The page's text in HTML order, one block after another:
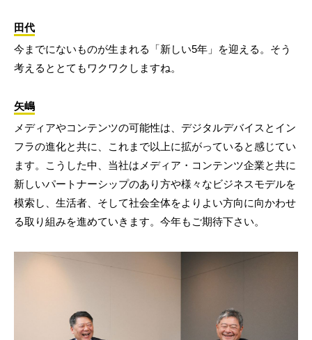
田代
今までにないものが生まれる「新しい5年」を迎える。そう
考えるととてもワクワクしますね。
矢嶋
メディアやコンテンツの可能性は、デジタルデバイスとイン
フラの進化と共に、これまで以上に拡がっていると感じてい
ます。こうした中、当社はメディア・コンテンツ企業と共に
新しいパートナーシップのあり方や様々なビジネスモデルを
模索し、生活者、そして社会全体をよりよい方向に向かわせ
る取り組みを進めていきます。今年もご期待下さい。